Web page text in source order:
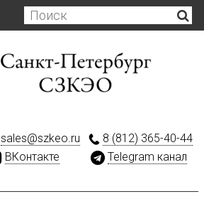
sales@szkeo.ru
8 (812) 365-40-44
ВКонтакте
Telegram канал